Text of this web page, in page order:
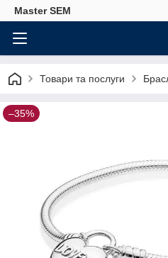
Master SEM
Товари та послуги
–35%